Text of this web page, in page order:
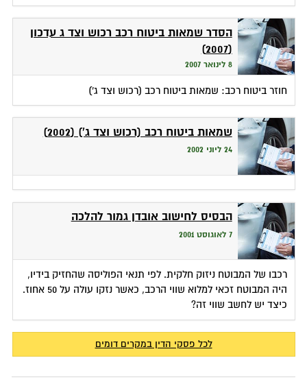
הסדר שמאות ביטוח רכב רכוש וצד ג עדכון
(2007)
8 לינואר 2007
חוזר ביטוח רכב: שמאות ביטוח רכב (רכוש וצד ג')
שמאות ביטוח רכב (רכוש וצד ג') (2002)
24 ליוני 2002
הבסיס לחישוב אובדן גמור להלכה
7 לאוגוסט 2001
רכבו של המבוטח ניזוק חלקית. לפי תנאי הפוליסה שהחזיק בידיו,
היה המבוטח זכאי למלוא שווי הרכב, כאשר נזקו עולה על 50 אחוז.
כיצד יש לחשב שווי זה?
לכל פסקי הדין במקרים דומים